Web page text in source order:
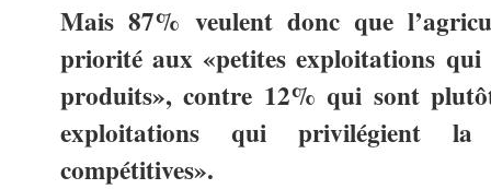
Mais 87% veulent donc que
priorité aux «petites exploitations
produits», contre 12% qui sont
exploitations qui privilégient
compétitives».